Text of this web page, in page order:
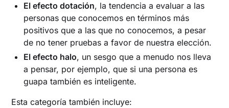
El efecto dotación, la tendencia a evaluar a las
personas que conocemos en términos más
positivos que a las que no conocemos, a pesar
de no tener pruebas a favor de nuestra elección.
El efecto halo, un sesgo que a menudo nos lleva
a pensar, por ejemplo, que si una persona es
guapa también es inteligente.
Esta categoría también incluye: